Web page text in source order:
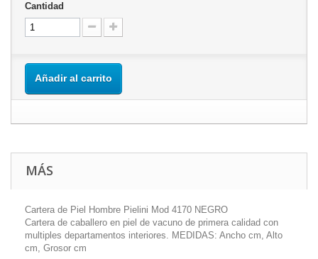
Cantidad
Añadir al carrito
MÁS
Cartera de Piel Hombre Pielini Mod 4170 NEGRO
Cartera de caballero en piel de vacuno de primera calidad con
multiples departamentos interiores. MEDIDAS: Ancho cm, Alto
cm, Grosor cm